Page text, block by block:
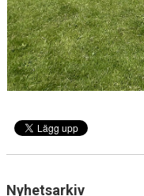
MATCHER
Nyhetsarkiv